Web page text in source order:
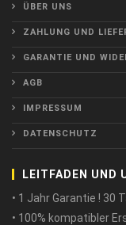
ÜBER UNS
ZAHLUNG UND
GARANTIE UND
AGB
IMPRESSUM
DATENSCHUTZ
LEITFADEN UND
• 1 Jahr Garantie ! 30
• 100% kompatibler